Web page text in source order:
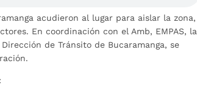
acudieron al lugar para aislar la zona,
En coordinación con el Amb, EMPAS, la
de Tránsito de Bucaramanga, se